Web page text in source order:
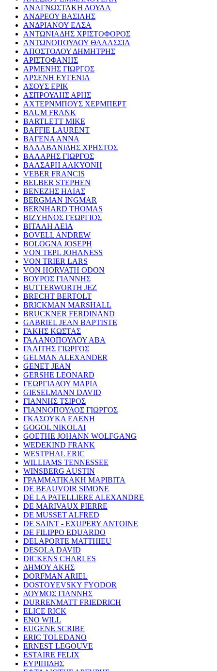
ΑΝΑΓΝΩΣΤΑΚΗ ΛΟΥΛΑ
ΑΝΔΡΕΟΥ ΒΑΣΙΛΗΣ
ΑΝΔΡΙΑΝΟΥ ΕΛΣΑ
ΑΝΤΩΝΙΑΔΗΣ ΧΡΙΣΤΟΦΟΡΟΣ
ΑΝΤΩΝΟΠΟΥΛΟΥ ΘΑΛΑΣΣΙΑ
ΑΠΟΣΤΟΛΟΥ ΔΗΜΗΤΡΗΣ
ΑΡΙΣΤΟΦΑΝΗΣ
ΑΡΜΕΝΗΣ ΓΙΩΡΓΟΣ
ΑΡΣΕΝΗ ΕΥΓΕΝΙΑ
ΑΣΟΥΣ ΕΡΙΚ
ΑΣΠΡΟΥΛΗΣ ΑΡΗΣ
ΑΧΤΕΡΝΜΠΟΥΣ ΧΕΡΜΠΕΡΤ
BAUM FRANK
BARTLETT MIKE
BAFFIE LAURENT
ΒΑΓΕΝΑ ΑΝΝΑ
ΒΑΛΑΒΑΝΙΔΗΣ ΧΡΗΣΤΟΣ
ΒΑΛΑΡΗΣ ΓΙΩΡΓΟΣ
ΒΑΛΣΑΡΗ ΑΛΚΥΟΝΗ
VEBER FRANCIS
BELBER STEPHEN
ΒΕΝΕΖΗΣ ΗΛΙΑΣ
BERGMAN INGMAR
BERNHARD THOMAS
ΒΙΖΥΗΝΟΣ ΓΕΩΡΓΙΟΣ
ΒΙΤΑΛΗ ΛΕΙΑ
BOVELL ANDREW
BOLOGNA JOSEPH
VON TEPL JOHANESS
VON TRIER LARS
VON HORVATH ODON
ΒΟΥΡΟΣ ΓΙΑΝΝΗΣ
BUTTERWORTH JEZ
BRECHT BERTOLT
BRICKMAN MARSHALL
BRUCKNER FERDINAND
GABRIEL JEAN BAPTISTE
ΓΑΚΗΣ ΚΩΣΤΑΣ
ΓΑΛΑΝΟΠΟΥΛΟΥ ΑΒΑ
ΓΑΛΙΤΗΣ ΓΙΩΡΓΟΣ
GELMAN ALEXANDER
GENET JEAN
GERSHE LEONARD
ΓΕΩΡΓΙΑΔΟΥ ΜΑΡΙΑ
GIESELMANN DAVID
ΓΙΑΝΝΗΣ ΤΣΙΡΟΣ
ΓΙΑΝΝΟΠΟΥΛΟΣ ΓΙΩΡΓΟΣ
ΓΚΑΣΟΥΚΑ ΕΛΕΝΗ
GOGOL NIKOLAI
GOETHE JOHANN WOLFGANG
WEDEKIND FRANK
WESTPHAL ERIC
WILLIAMS TENNESSEE
WINSBERG AUSTIN
ΓΡΑΜΜΑΤΙΚΑΚΗ ΜΑΡΙΒΙΤΑ
DE BEAUVOIR SIMONE
DE LA PATELLIERE ALEXANDRE
DE MARIVAUX PIERRE
DE MUSSET ALFRED
DE SAINT - EXUPERY ANTOINE
DE FILIPPO EDUARDO
DELAPORTE MATTHIEU
DESOLA DAVID
DICKENS CHARLES
ΔΗΜΟΥ ΑΚΗΣ
DORFMAN ARIEL
DOSTOYEVSKY FYODOR
ΔΟΥΜΟΣ ΓΙΑΝΝΗΣ
DURRENMATT FRIEDRICH
ELICE RICK
ENO WILL
EUGENE SCRIBE
ERIC TOLEDANO
ERNEST LEGOUVE
ESTAIRE FELIX
ΕΥΡΙΠΙΔΗΣ